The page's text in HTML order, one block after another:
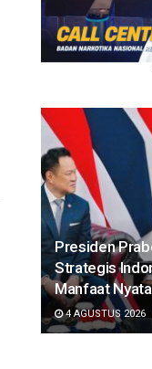
Presiden
Strategis
Manfaat
4 AGUSTUS 2026